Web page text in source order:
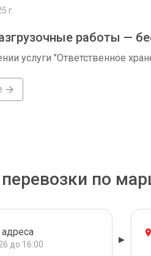
г.
работы —
услуги "Ответственное
по
до 16:00